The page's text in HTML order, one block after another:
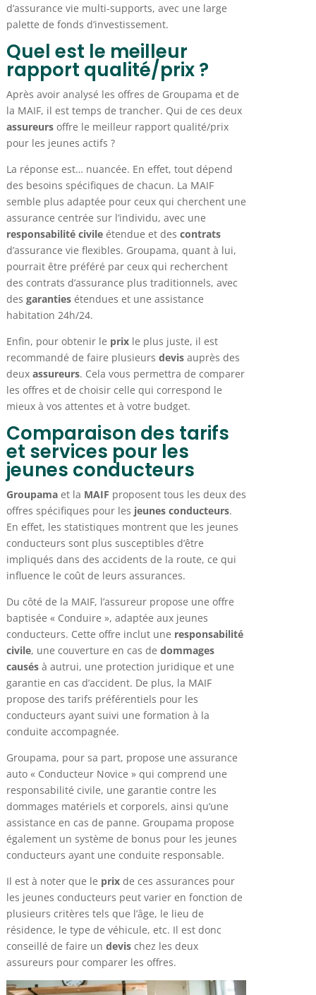
d’assurance vie multi-supports, avec une large
palette de fonds d’investissement.
Quel est le meilleur
rapport qualité/prix ?
Après avoir analysé les offres de Groupama et de
la MAIF, il est temps de trancher. Qui de ces deux
assureursoffre le meilleur rapport qualité/prix
pour les jeunes actifs ?
La réponse est… nuancée. En effet, tout dépend
des besoins spécifiques de chacun. La MAIF
semble plus adaptée pour ceux qui cherchent une
assurance centrée sur l’individu, avec une
responsabilité civileétendue et des contrats
d’assurance vie flexibles. Groupama, quant à lui,
pourrait être préféré par ceux qui recherchent
des contrats d’assurance plus traditionnels, avec
des garantiesétendues et une assistance
habitation 24h/24.
Enfin, pour obtenir le prixle plus juste, il est
recommandé de faire plusieurs devisauprès des
deux assureurs. Cela vous permettra de comparer
les offres et de choisir celle qui correspond le
mieux à vos attentes et à votre budget.
Comparaison des tarifs
et services pour les
jeunes conducteurs
Groupamaet la MAIF proposent tous les deux des
offres spécifiques pour les jeunes conducteurs.
En effet, les statistiques montrent que les jeunes
conducteurs sont plus susceptibles d’être
impliqués dans des accidents de la route, ce qui
influence le coût de leurs assurances.
Du côté de la MAIF, l’assureur propose une offre
baptisée « Conduire », adaptée aux jeunes
conducteurs. Cette offre inclut une responsabilité
civile, une couverture en cas de dommages
causésà autrui, une protection juridique et une
garantie en cas d’accident. De plus, la MAIF
propose des tarifs préférentiels pour les
conducteurs ayant suivi une formation à la
conduite accompagnée.
Groupama, pour sa part, propose une assurance
auto « Conducteur Novice » qui comprend une
responsabilité civile, une garantie contre les
dommages matériels et corporels, ainsi qu’une
assistance en cas de panne. Groupama propose
également un système de bonus pour les jeunes
conducteurs ayant une conduite responsable.
Il est à noter que le prixde ces assurances pour
les jeunes conducteurs peut varier en fonction de
plusieurs critères tels que l’âge, le lieu de
résidence, le type de véhicule, etc. Il est donc
conseillé de faire un devischez les deux
assureurs pour comparer les offres.